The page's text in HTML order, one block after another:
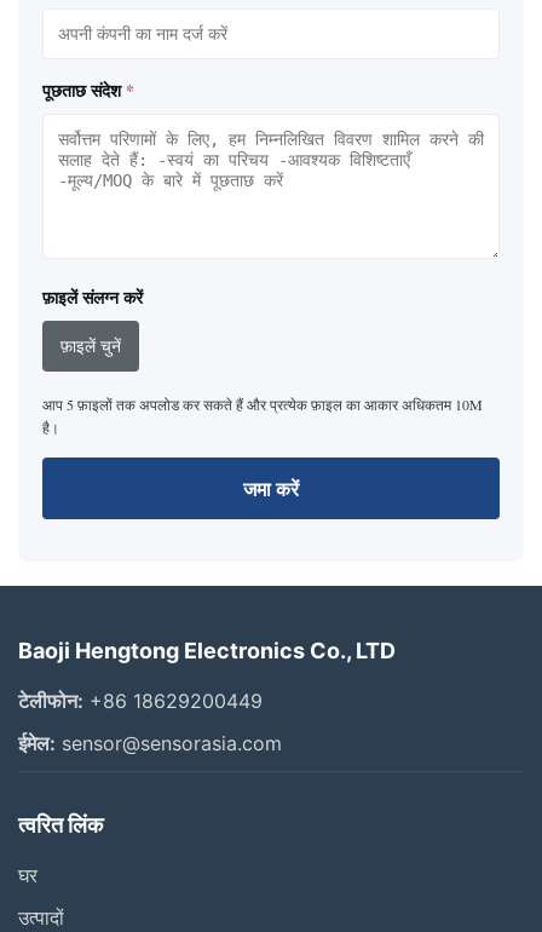
पूछताछ संदेश *
फ़ाइलें संलग्न करें
फ़ाइलें चुनें
आप 5 फ़ाइलों तक अपलोड कर सकते हैं और प्रत्येक फ़ाइल का आकार अधिकतम 10M
है।
जमा करें
Baoji Hengtong Electronics Co., LTD
टेलीफोन: +86 18629200449
ईमेल: sensor@sensorasia.com
त्वरित लिंक
घर
उत्पादों